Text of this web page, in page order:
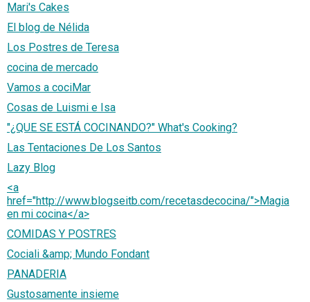
Mari's Cakes
El blog de Nélida
Los Postres de Teresa
cocina de mercado
Vamos a cociMar
Cosas de Luismi e Isa
"¿QUE SE ESTÁ COCINANDO?" What's Cooking?
Las Tentaciones De Los Santos
Lazy Blog
<a
href="http://www.blogseitb.com/recetasdecocina/">Magia
en mi cocina</a>
COMIDAS Y POSTRES
Cociali &amp; Mundo Fondant
PANADERIA
Gustosamente insieme